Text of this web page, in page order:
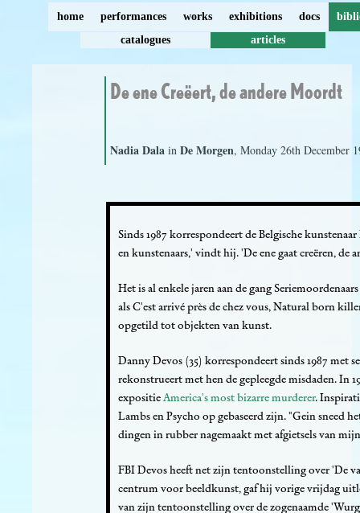
home performances works exhibitions docs
catalogues
articles
De ene Creëert, de andere Moordt
Nadia Dala in De Morgen, Monday 26th December
Sinds 1987 korrespondeert de Belgische
en kunstenaars,' vindt hij. 'De ene gaat creëren, de
Het is al enkele jaren aan de gang
als C'est arrivé près de chez vous, Natural born
opgetild tot objekten van kunst.
Danny Devos (35) korrespondeert sinds 1987 met
rekonstrueert met hen de gepleegde misdaden. In
expositieAmerica's most bizarre murderer.
Lambs en Psycho op gebaseerd zijn. "Gein sneed
dingen in rubber nagemaakt met afgietsels van
FBI Devos heeft net zijn tentoonstelling over 'De
centrum voor beeldkunst, gaf hij vorige vrijdag
van zijn tentoonstelling over de zogenaamde